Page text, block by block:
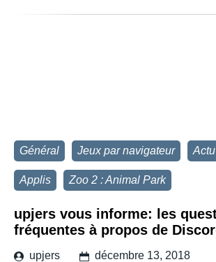
Général Jeux par navigateur Actu
Applis Zoo 2 : Animal Park
upjers vous informe: les
fréquentes à propos de
upjers décembre 13, 2018